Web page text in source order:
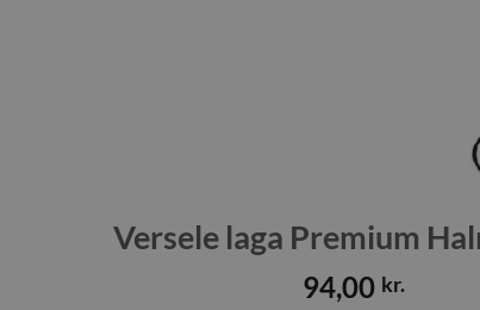
Versele laga Premium
94,00 kr.